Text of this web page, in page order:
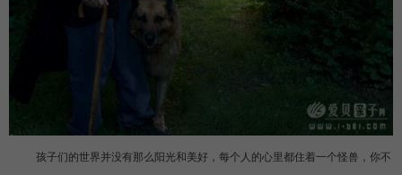
孩子们的世界并没有那么阳光和美好，每个人的心里都住着一个怪兽，你不